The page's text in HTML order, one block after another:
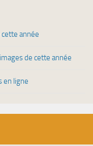
année
de cette année
en ligne